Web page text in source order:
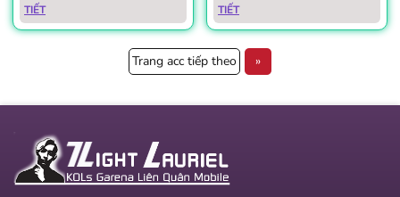
TIẾT
TIẾT
Trang acc tiếp theo »